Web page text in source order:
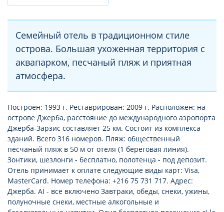
Семейный отель в традиционном стиле
острова. Большая ухоженная территория с
аквапарком, песчаный пляж и приятная
атмосфера.
Построен: 1993 г. Реставрирован: 2009 г. Расположен: на
острове Джерба, расстояние до международного аэропорта
Джерба-Зарзис составляет 25 км. Состоит из комплекса
зданий. Всего 316 номеров. Пляж: общественный
песчаный пляж в 50 м от отеля (1 береговая линия).
Зонтики, шезлонги - бесплатно, полотенца - под депозит.
Отель принимает к оплате следующие виды карт: Visa,
MasterCard. Номер телефона: +216 75 731 717. Адрес:
Джерба. AI - все включено Завтраки, обеды, снеки, ужины,
полуночные снеки, местные алкогольные и